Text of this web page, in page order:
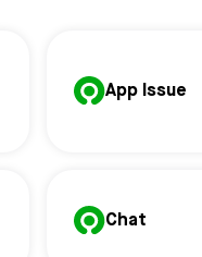
App Issue
Chat